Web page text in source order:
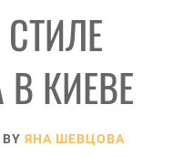
В КИЕВЕ
BY ЯНА ШЕВЦОВА